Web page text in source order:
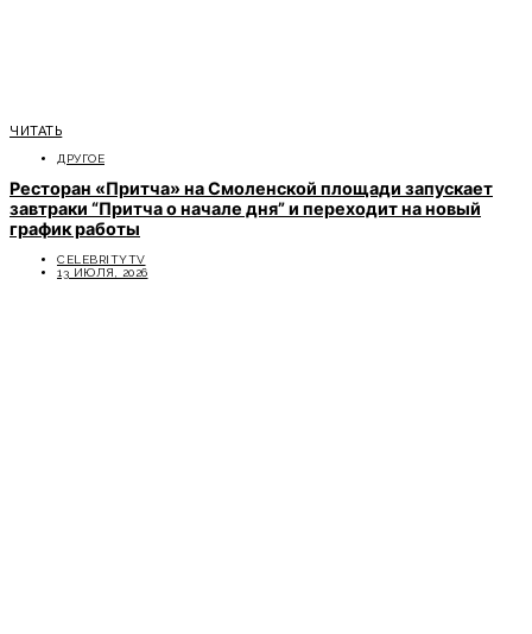
ЧИТАТЬ
ДРУГОЕ
Ресторан «Притча» на Смоленской площади запускает
завтраки “Притча о начале дня” и переходит на новый
график работы
CELEBRITYTV
13 ИЮЛЯ, 2026